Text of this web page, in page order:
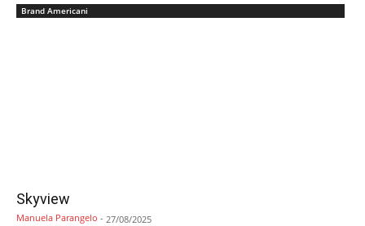
Brand Americani
Skyview
Manuela Parangelo - 27/08/2025